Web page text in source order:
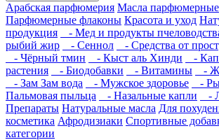
Арабская парфюмерия Масла парфюмерные
Парфюмерные флаконы Красота и уход
продукция
- Мед и продукты
рыбий жир
- Сеннол - Средства от
- Чёрный тмин
- Кыст аль Хинди -
растения
- Биодобавки - Витамины
-
- Зам Зам вода
- Мужское здоровье -
Пальмовая пыльца
- Назальные капли -
Препараты Натуральные масла Для
косметика Афродизиаки Спортивные
категории